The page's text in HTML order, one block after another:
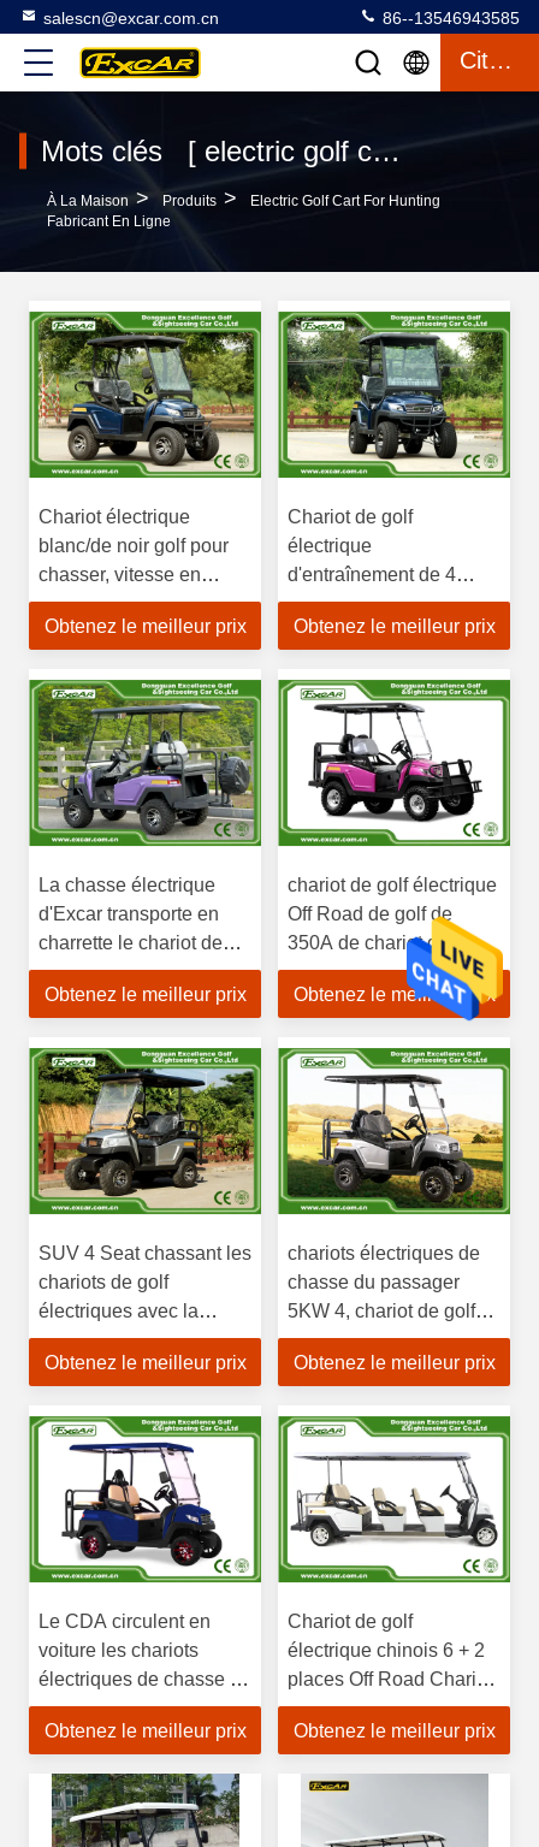
salescn@excar.com.cn 86--13546943585
Citation
Mots clés [ electric golf cart for hunting ] Le match 74 produits
À La Maison > Produits >
Electric Golf Cart For Hunting
Fabricant En Ligne
Chariot électrique
blanc/de noir golf pour
chasser, vitesse en
avant maximale 45km/
Obtenez le meilleur prix
Chariot de golf
électrique
d'entraînement de 4
roues pour chasser le
moteur 48V 3KW à
Obtenez le meilleur prix
La chasse électrique
d'Excar transporte en
charrette le chariot de
golf électrique pour
chasser des chariots de
Obtenez le meilleur prix
chariot de golf électrique
Off Road de golf de
350A de chariot de
chasse du boguet 4
d'entraînement
roue
Obtenez le meilleur prix
SUV 4 Seat chassant les
chariots de golf
électriques avec la
batterie Trojan 48V
Obtenez le meilleur prix
chariots électriques de
chasse du passager
5KW 4, chariot de golf
de la batterie 48v
Obtenez le meilleur prix
Le CDA circulent en
voiture les chariots
électriques de chasse de
48V 4 Seater/la voiture
électrique de golf voiture
Obtenez le meilleur prix
Chariot de golf
électrique chinois 6 + 2
places Off Road Chariot
de golf de chasse Buggy
de golf
Obtenez le meilleur prix